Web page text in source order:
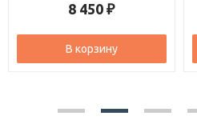
12 640₽
В корзину